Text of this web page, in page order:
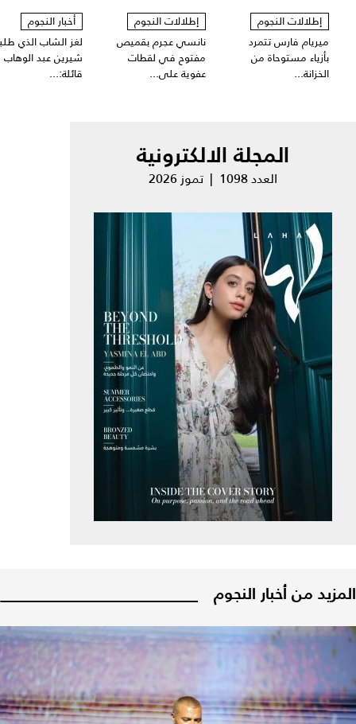
إطلالات النجوم
ميريام فارس تتمرد
بأزياء مستوحاة من
الخزانة...
إطلالات النجوم
نانسي عجرم بقميص
مفتوح في لقطات
عفوية على...
أخبار النجوم
لغز الشاب الذي
شيرين عبد الوهاب
قائلة:...
المجلة الالكترونية
العدد 1098 | تموز 2026
المزيد من أخبار النجوم